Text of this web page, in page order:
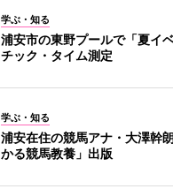
学ぶ・知る
浦安市の東野プールで「夏イ
チック・タイム測定
学ぶ・知る
浦安在住の競馬アナ・大澤幹
かる競馬教養」出版